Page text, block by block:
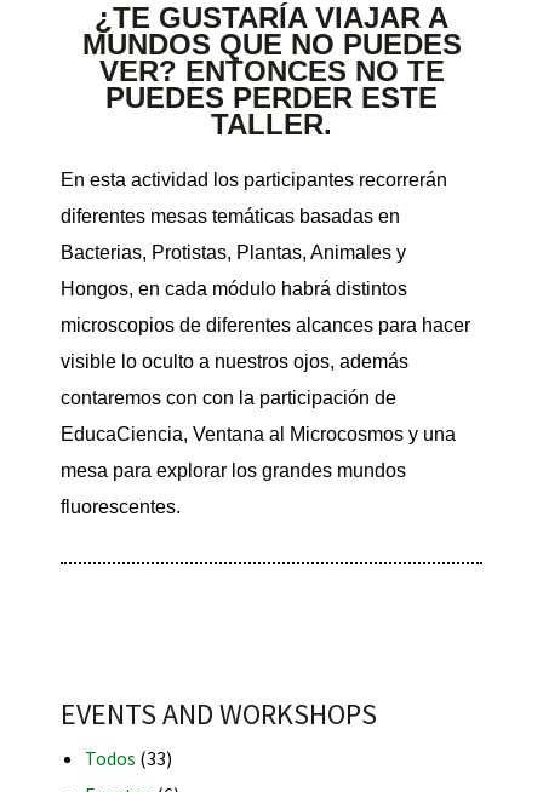
¿TE GUSTARÍA VIAJAR A
MUNDOS QUE NO PUEDES
VER? ENTONCES NO TE
PUEDES PERDER ESTE
TALLER.
En esta actividad los participantes recorrerán
diferentes mesas temáticas basadas en
Bacterias, Protistas, Plantas, Animales y
Hongos, en cada módulo habrá distintos
microscopios de diferentes alcances para hacer
visible lo oculto a nuestros ojos, además
contaremos con con la participación de
EducaCiencia, Ventana al Microcosmos y una
mesa para explorar los grandes mundos
fluorescentes.
EVENTS AND WORKSHOPS
Todos (33)